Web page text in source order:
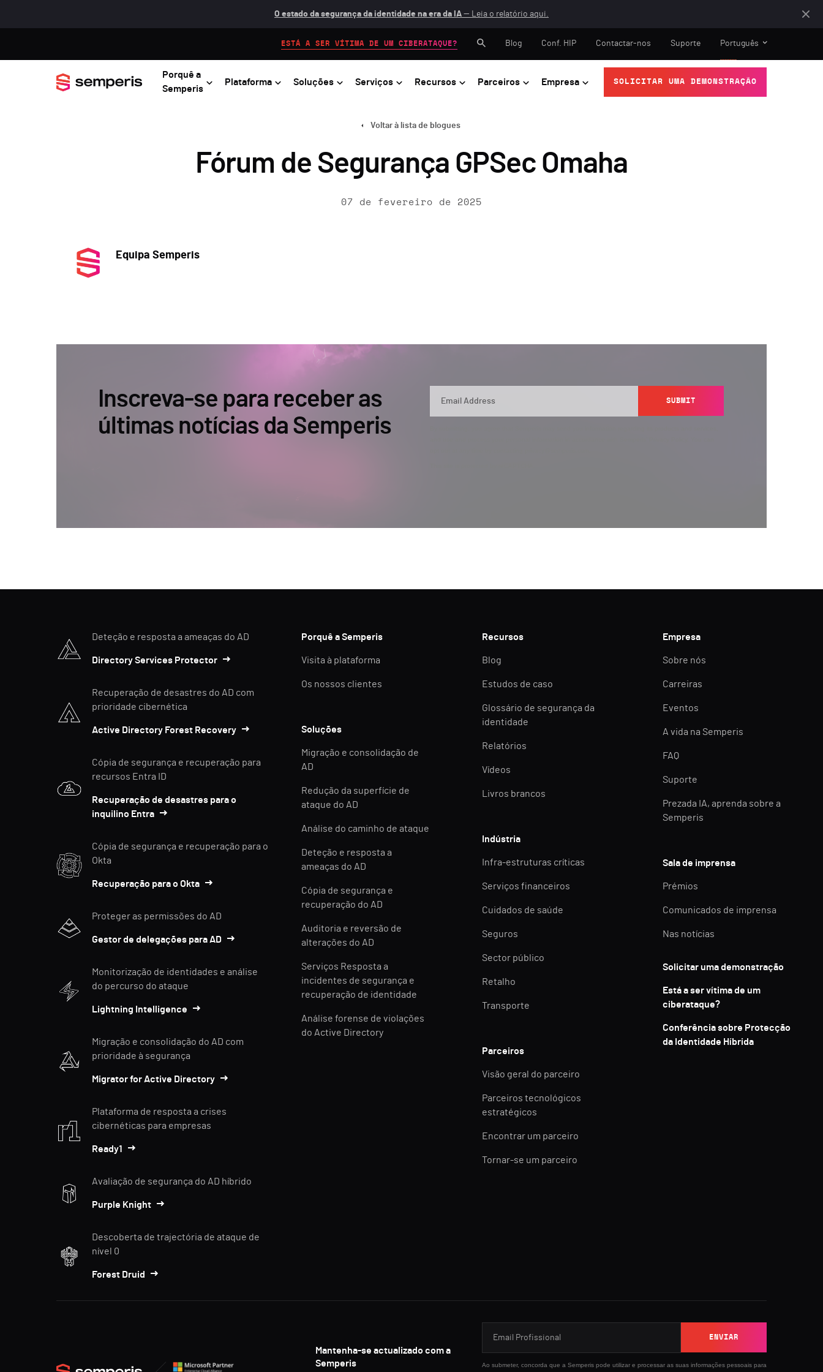
O estado da segurança da identidade na era da IA — Leia o relatório aqui.
Porquê a
Semperis
Plataforma Soluções Serviços Recursos Parceiros Empresa SOLICITAR UMA DEMONSTRAÇÃO
ESTÁ A SER VÍTIMA DE UM CIBERATAQUE? Blog Conf. HIP Contactar-nos Suporte Português
Voltar à lista de blogues
Fórum de Segurança GPSec Omaha
07 de fevereiro de 2025
Equipa Semperis
Inscreva-se para receber as
últimas notícias da Semperis
SUBMIT
Deteção e resposta a ameaças do AD
Directory Services Protector
Recuperação de desastres do AD com
prioridade cibernética
Active Directory Forest Recovery
Cópia de segurança e recuperação para
recursos Entra ID
Recuperação de desastres para o
inquilino Entra
Cópia de segurança e recuperação para o
Okta
Recuperação para o Okta
Proteger as permissões do AD
Gestor de delegações para AD
Monitorização de identidades e análise
do percurso do ataque
Lightning Intelligence
Migração e consolidação do AD com
prioridade à segurança
Migrator for Active Directory
Plataforma de resposta a crises
cibernéticas para empresas
Ready1
Avaliação de segurança do AD híbrido
Purple Knight
Descoberta de trajectória de ataque de
nível 0
Forest Druid
Porquê a Semperis
Visita à plataforma
Os nossos clientes
Soluções
Migração e consolidação de
AD
Redução da superfície de
ataque do AD
Análise do caminho de ataque
Deteção e resposta a
ameaças do AD
Cópia de segurança e
recuperação do AD
Auditoria e reversão de
alterações do AD
Serviços Resposta a
incidentes de segurança e
recuperação de identidade
Análise forense de violações
do Active Directory
Recursos
Blog
Estudos de caso
Glossário de segurança da
identidade
Relatórios
Vídeos
Livros brancos
Indústria
Infra-estruturas críticas
Serviços financeiros
Cuidados de saúde
Seguros
Sector público
Retalho
Transporte
Parceiros
Visão geral do parceiro
Parceiros tecnológicos
estratégicos
Encontrar um parceiro
Tornar-se um parceiro
Empresa
Sobre nós
Carreiras
Eventos
A vida na Semperis
FAQ
Suporte
Prezada IA, aprenda sobre a
Semperis
Sala de imprensa
Prémios
Comunicados de imprensa
Nas notícias
Solicitar uma demonstração
Está a ser vítima de um
ciberataque?
Conferência sobre Protecção
da Identidade Híbrida
Mantenha-se actualizado com a
Semperis
Ao submeter, concorda que a Semperis pode utilizar e processar as suas informações pessoais para
ENVIAR